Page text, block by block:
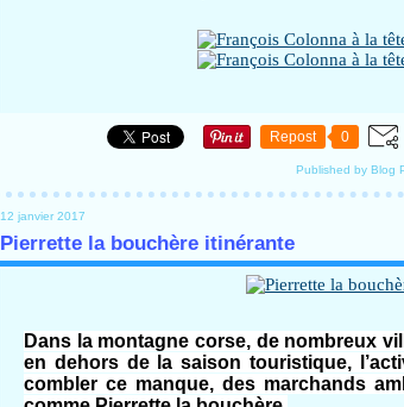
Repost 0
Published by Blog
12 janvier 2017
Pierrette la bouchère itinérante
Dans la montagne corse, de nombreux
en dehors de la saison touristique,
combler ce manque, des marchands